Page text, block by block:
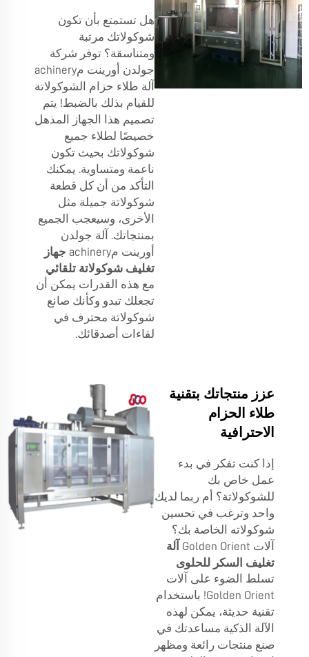
هل تستمتع بأن تكون
شوكولاتك مرتبة
ومتناسقة؟ توفر شركة
جولدن أورينت مachinery
آلة طلاء حزام الشوكولاتة
للقيام بذلك بالضبط! يتم
تصميم هذا الجهاز المذهل
خصيصًا لطلاء جميع
شوكولاتك بحيث تكون
ناعمة ومتساوية. يمكنك
التأكد من أن كل قطعة
شوكولاتة جميلة مثل
الأخرى، وسيعجب الجميع
بمنتجاتك. آلة جولدن
أورينت مachinery
جهاز
تغليف شوكولاتة تلقائي
مع هذه القدرات يمكن أن
تجعلك تبدو وكأنك صانع
شوكولاتة محترف في
لقاءات أصدقائك.
عزز منتجاتك بتقنية
طلاء الحزام
الاحترافية
إذا كنت تفكر في بدء
عمل خاص بك
للشوكولاتة؟ أم ربما لديك
واحد وترغب في تحسين
شوكولاته الخاصة بك؟
آلات Golden Orient
آلة
تغليف السكر للحلوى
تسلط الضوء على آلات
Golden Orient! باستخدام
تقنية حديثة، يمكن لهذه
الآلة الذكية مساعدتك في
صنع منتجات رائعة ومظهر